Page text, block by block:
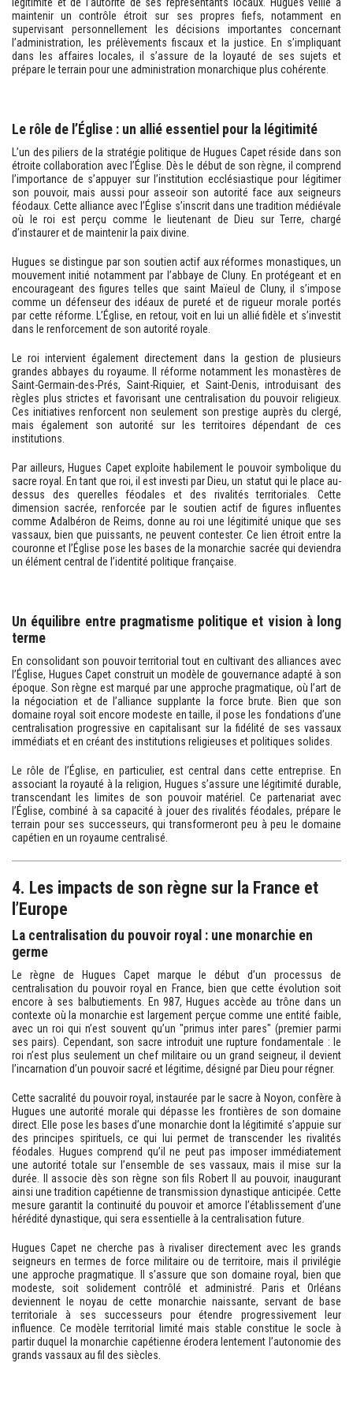
maintenir un contrôle étroit sur ses propres fiefs, notamment en
supervisant personnellement les décisions importantes concernant
l’administration, les prélèvements fiscaux et la justice. En s’impliquant
dans les affaires locales, il s’assure de la loyauté de ses sujets et
prépare le terrain pour une administration monarchique plus cohérente.
Le rôle de l’Église : un allié essentiel pour la légitimité
L’un des piliers de la stratégie politique de Hugues Capet réside dans son
étroite collaboration avec l’Église. Dès le début de son règne, il comprend
l’importance de s’appuyer sur l’institution ecclésiastique pour légitimer
son pouvoir, mais aussi pour asseoir son autorité face aux seigneurs
féodaux. Cette alliance avec l’Église s’inscrit dans une tradition médiévale
où le roi est perçu comme le lieutenant de Dieu sur Terre, chargé
d’instaurer et de maintenir la paix divine.
Hugues se distingue par son soutien actif aux réformes monastiques, un
mouvement initié notamment par l’abbaye de Cluny. En protégeant et en
encourageant des figures telles que saint Maïeul de Cluny, il s’impose
comme un défenseur des idéaux de pureté et de rigueur morale portés
par cette réforme. L’Église, en retour, voit en lui un allié fidèle et s’investit
dans le renforcement de son autorité royale.
Le roi intervient également directement dans la gestion de plusieurs
grandes abbayes du royaume. Il réforme notamment les monastères de
Saint-Germain-des-Prés, Saint-Riquier, et Saint-Denis, introduisant des
règles plus strictes et favorisant une centralisation du pouvoir religieux.
Ces initiatives renforcent non seulement son prestige auprès du clergé,
mais également son autorité sur les territoires dépendant de ces
institutions.
Par ailleurs, Hugues Capet exploite habilement le pouvoir symbolique du
sacre royal. En tant que roi, il est investi par Dieu, un statut qui le place au-
dessus des querelles féodales et des rivalités territoriales. Cette
dimension sacrée, renforcée par le soutien actif de figures influentes
comme Adalbéron de Reims, donne au roi une légitimité unique que ses
vassaux, bien que puissants, ne peuvent contester. Ce lien étroit entre la
couronne et l’Église pose les bases de la monarchie sacrée qui deviendra
un élément central de l’identité politique française.
Un équilibre entre pragmatisme politique et vision à long
terme
En consolidant son pouvoir territorial tout en cultivant des alliances avec
l’Église, Hugues Capet construit un modèle de gouvernance adapté à son
époque. Son règne est marqué par une approche pragmatique, où l’art de
la négociation et de l’alliance supplante la force brute. Bien que son
domaine royal soit encore modeste en taille, il pose les fondations d’une
centralisation progressive en capitalisant sur la fidélité de ses vassaux
immédiats et en créant des institutions religieuses et politiques solides.
Le rôle de l’Église, en particulier, est central dans cette entreprise. En
associant la royauté à la religion, Hugues s’assure une légitimité durable,
transcendant les limites de son pouvoir matériel. Ce partenariat avec
l’Église, combiné à sa capacité à jouer des rivalités féodales, prépare le
terrain pour ses successeurs, qui transformeront peu à peu le domaine
capétien en un royaume centralisé.
4. Les impacts de son règne sur la France et
l’Europe
La centralisation du pouvoir royal : une monarchie en
germe
Le règne de Hugues Capet marque le début d’un processus de
centralisation du pouvoir royal en France, bien que cette évolution soit
encore à ses balbutiements. En 987, Hugues accède au trône dans un
contexte où la monarchie est largement perçue comme une entité faible,
avec un roi qui n’est souvent qu’un "primus inter pares" (premier parmi
ses pairs). Cependant, son sacre introduit une rupture fondamentale : le
roi n’est plus seulement un chef militaire ou un grand seigneur, il devient
l’incarnation d’un pouvoir sacré et légitime, désigné par Dieu pour régner.
Cette sacralité du pouvoir royal, instaurée par le sacre à Noyon, confère à
Hugues une autorité morale qui dépasse les frontières de son domaine
direct. Elle pose les bases d’une monarchie dont la légitimité s’appuie sur
des principes spirituels, ce qui lui permet de transcender les rivalités
féodales. Hugues comprend qu’il ne peut pas imposer immédiatement
une autorité totale sur l’ensemble de ses vassaux, mais il mise sur la
durée. Il associe dès son règne son fils Robert II au pouvoir, inaugurant
ainsi une tradition capétienne de transmission dynastique anticipée. Cette
mesure garantit la continuité du pouvoir et amorce l’établissement d’une
hérédité dynastique, qui sera essentielle à la centralisation future.
Hugues Capet ne cherche pas à rivaliser directement avec les grands
seigneurs en termes de force militaire ou de territoire, mais il privilégie
une approche pragmatique. Il s’assure que son domaine royal, bien que
modeste, soit solidement contrôlé et administré. Paris et Orléans
deviennent le noyau de cette monarchie naissante, servant de base
territoriale à ses successeurs pour étendre progressivement leur
influence. Ce modèle territorial limité mais stable constitue le socle à
partir duquel la monarchie capétienne érodera lentement l’autonomie des
grands vassaux au fil des siècles.